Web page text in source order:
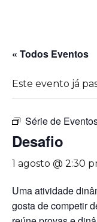
« Todos Eventos
Este evento já
Série de
Desafio
1 agosto @ 2:30
Uma atividade
gosta de competir